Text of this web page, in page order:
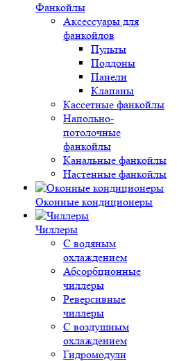
Фанкойлы
Аксессуары для
фанкойлов
Пульты
Поддоны
Панели
Клапаны
Кассетные фанкойлы
Напольно-
потолочные
фанкойлы
Канальные фанкойлы
Настенные фанкойлы
Оконные кондиционеры
Чиллеры
С водяным
охлаждением
Абсорбционные
чиллеры
Реверсивные
чиллеры
С воздушным
охлаждением
Гидромодули